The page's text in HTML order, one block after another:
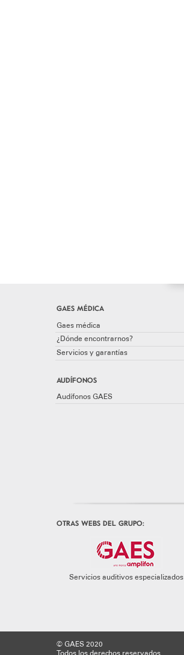
GAES MÉDICA
Gaes médica
¿Dónde encontrarnos?
Servicios y garantías
AUDÍFONOS
Audífonos GAES
OTRAS WEBS DEL GRUPO:
Servicios auditivos especializados
© GAES 2020
Todos los derechos reservados.